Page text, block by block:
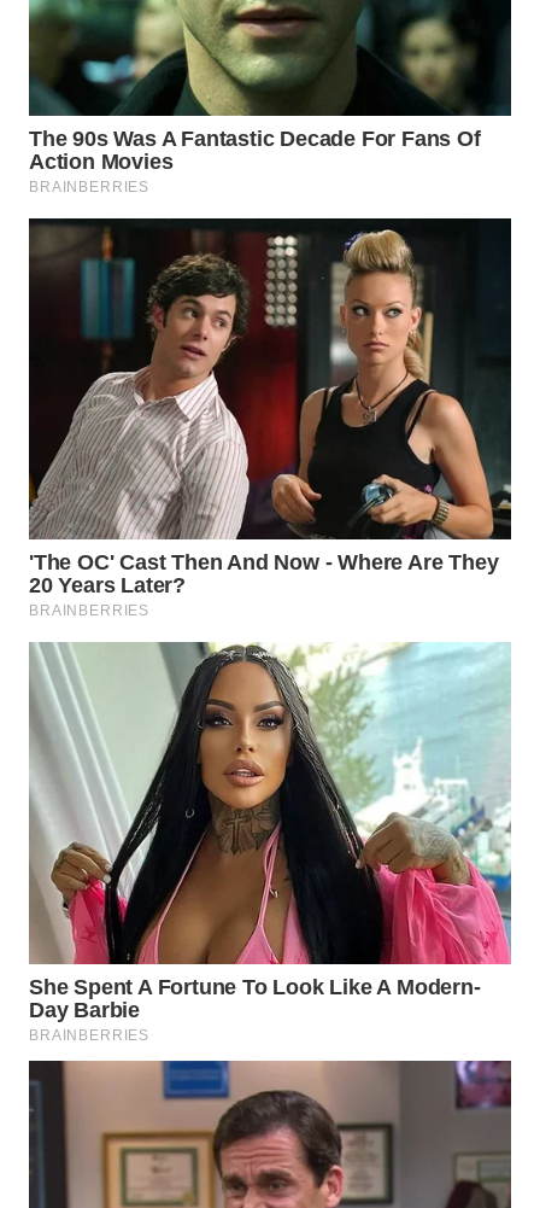
WN
NATUNA
WN
BINTAN
WN
WN
LIKUPANG
WN
LABUANBAJO
WN
BORNEO
Wahana
Group
WAHANA
NEWS
WAHANA
TANI
WAHANA
ADVOKAT
WAHANA
INFRASTRUKTUR
WAHANA
WAHANA